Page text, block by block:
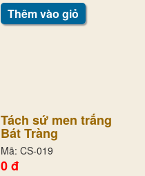
Thêm vào giỏ
Tách sứ men trắng
Bát Tràng
Mã: CS-019
0 đ